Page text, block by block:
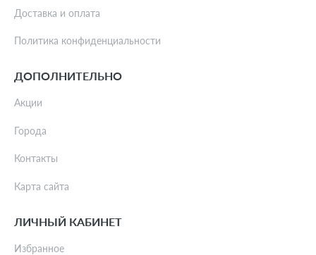
Доставка и оплата
Политика конфиденциальности
ДОПОЛНИТЕЛЬНО
Акции
Города
Контакты
Карта сайта
ЛИЧНЫЙ КАБИНЕТ
Избранное